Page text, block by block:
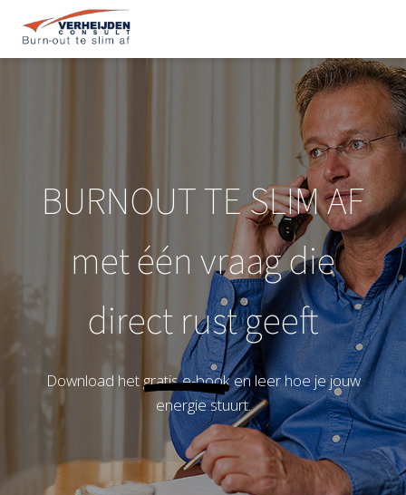
BURNOUT TE SLIM AF
met één vraag die
direct rust geeft
Download hetgratis e-booken leer hoe je jouw
energie stuurt.